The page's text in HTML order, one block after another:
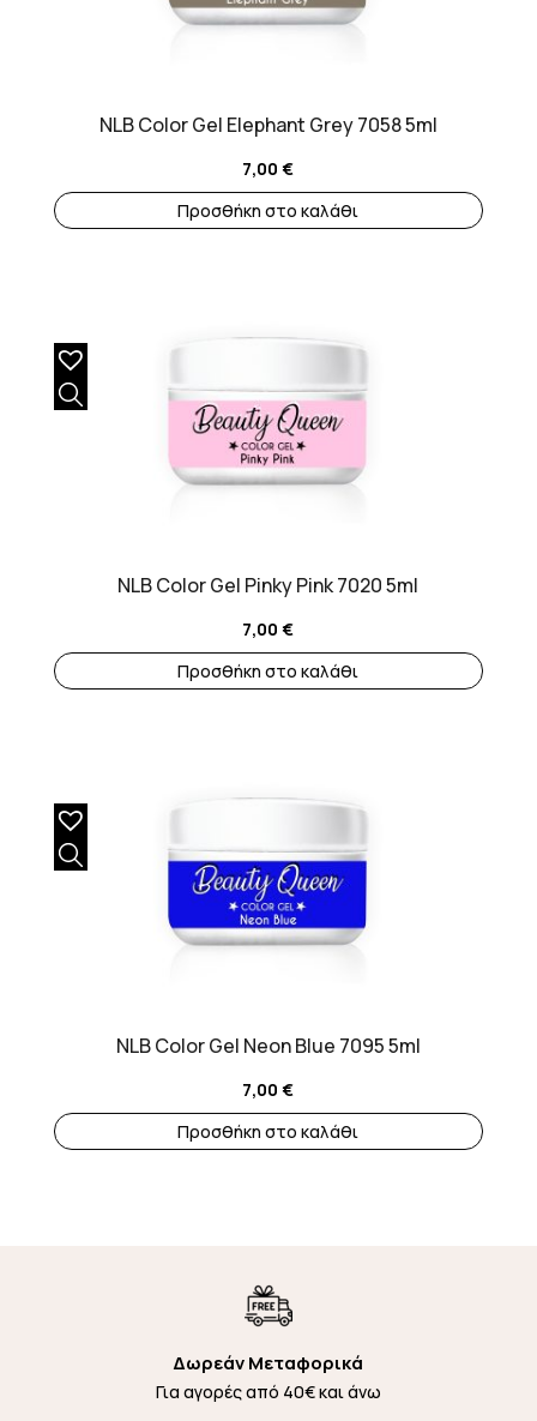
NLB Color Gel Elephant Grey 7058 5ml
7,00€
Προσθήκη στο καλάθι
NLB Color Gel Pinky Pink 7020 5ml
7,00€
Προσθήκη στο καλάθι
NLB Color Gel Neon Blue 7095 5ml
7,00€
Προσθήκη στο καλάθι
Δωρεάν Μεταφορικά
Για αγορές από 40€ και άνω